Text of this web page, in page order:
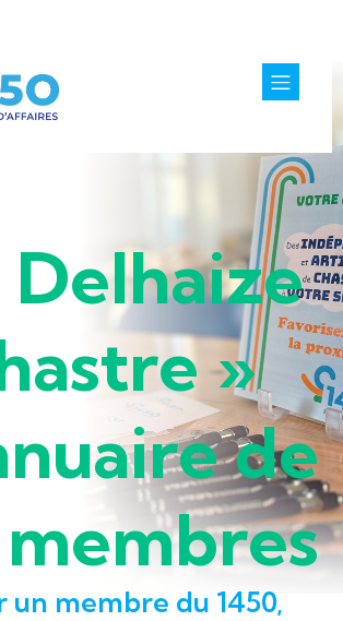
»
de
un membre du 1450,